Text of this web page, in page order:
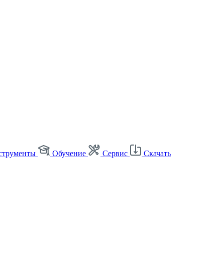
Обучение Сервис Скачать